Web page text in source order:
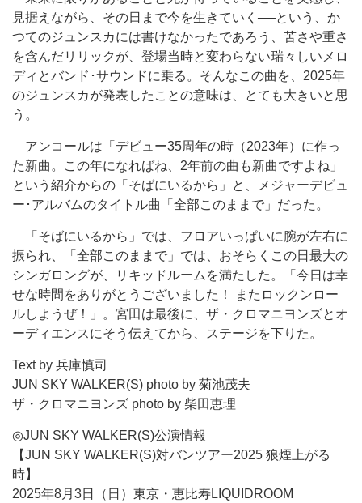
見据えながら、その日まで今を生きていく──という、か
つてのジュンスカには書けなかったであろう、苦さや重さ
を含んだリリックが、登場当時と変わらない瑞々しいメロ
ディとバンド･サウンドに乗る。そんなこの曲を、2025年
のジュンスカが発表したことの意味は、とても大きいと思
う。
アンコールは「デビュー35周年の時（2023年）に作っ
た新曲。この年になればね、2年前の曲も新曲ですよね」
という紹介からの「そばにいるから」と、メジャーデビュ
ー･アルバムのタイトル曲「全部このままで」だった。
「そばにいるから」では、フロアいっぱいに腕が左右に
振られ、「全部このままで」では、おそらくこの日最大の
シンガロングが、リキッドルームを満たした。「今日は幸
せな時間をありがとうございました！ またロックンロー
ルしようぜ！」。宮田は最後に、ザ・クロマニヨンズとオ
ーディエンスにそう伝えてから、ステージを下りた。
Text by 兵庫慎司
JUN SKY WALKER(S) photo by 菊池茂夫
ザ・クロマニヨンズ photo by 柴田恵理
◎JUN SKY WALKER(S)公演情報
【JUN SKY WALKER(S)対バンツアー2025 狼煙上がる
時】
2025年8月3日（日）東京・恵比寿LIQUIDROOM